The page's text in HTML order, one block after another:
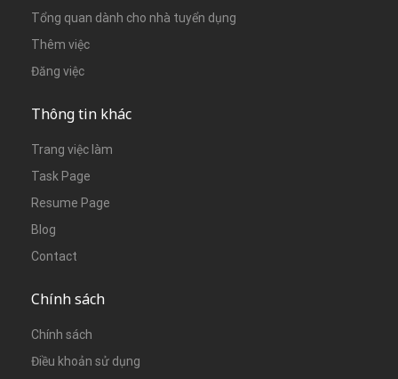
Tổng quan dành cho nhà tuyển dụng
Thêm việc
Đăng việc
Thông tin khác
Trang việc làm
Task Page
Resume Page
Blog
Contact
Chính sách
Chính sách
Điều khoản sử dụng